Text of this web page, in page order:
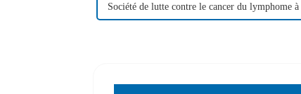
Société de lutte contre le cancer du lymphome